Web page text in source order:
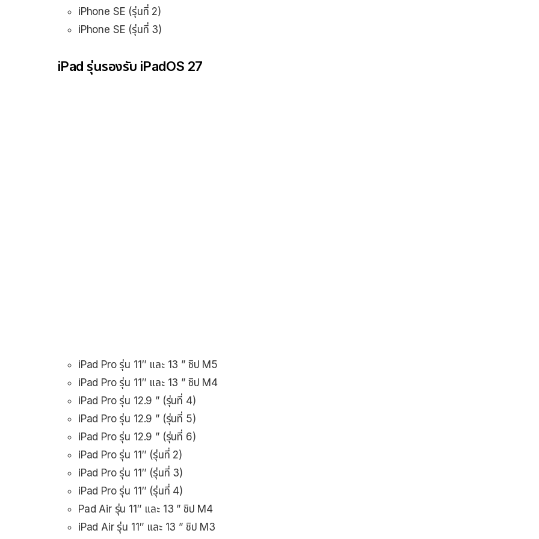
iPhone SE (รุ่นที่ 2)
iPhone SE (รุ่นที่ 3)
iPad รุ่นรองรับ iPadOS 27
iPad Pro รุ่น 11″ และ 13 ” ชิป M5
iPad Pro รุ่น 11″ และ 13 ” ชิป M4
iPad Pro รุ่น 12.9 ” (รุ่นที่ 4)
iPad Pro รุ่น 12.9 ” (รุ่นที่ 5)
iPad Pro รุ่น 12.9 ” (รุ่นที่ 6)
iPad Pro รุ่น 11″ (รุ่นที่ 2)
iPad Pro รุ่น 11″ (รุ่นที่ 3)
iPad Pro รุ่น 11″ (รุ่นที่ 4)
Pad Air รุ่น 11″ และ 13 ” ชิป M4
iPad Air รุ่น 11″ และ 13 ” ชิป M3